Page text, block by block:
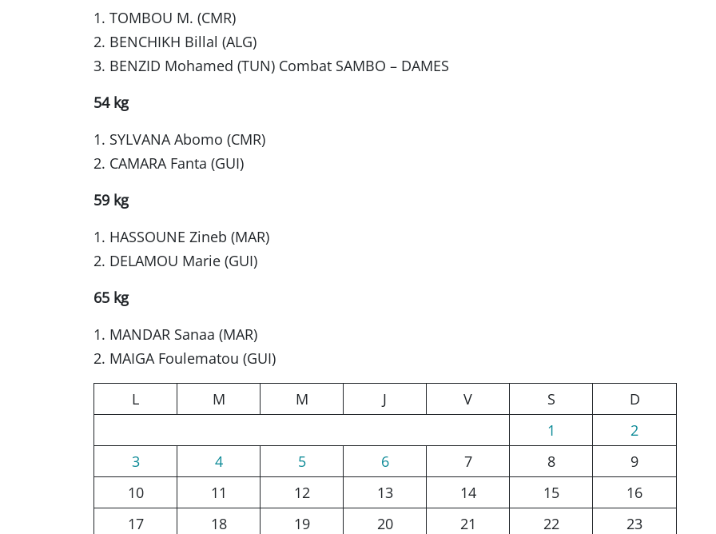
1. TOMBOU M. (CMR)
2. BENCHIKH Billal (ALG)
3. BENZID Mohamed (TUN) Combat SAMBO – DAMES
54 kg
1. SYLVANA Abomo (CMR)
2. CAMARA Fanta (GUI)
59 kg
1. HASSOUNE Zineb (MAR)
2. DELAMOU Marie (GUI)
65 kg
1. MANDAR Sanaa (MAR)
2. MAIGA Foulematou (GUI)
L M M J V S
D
1
2
3
4 5 6 7 8
9
10
11 12 13 14 15
16
17
18 19 20 21 22 23